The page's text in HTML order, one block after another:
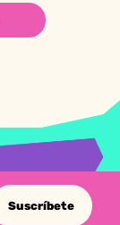
Suscríbete